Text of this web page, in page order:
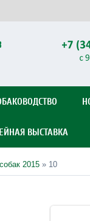
ВЫСТАВКА
2015 » 10